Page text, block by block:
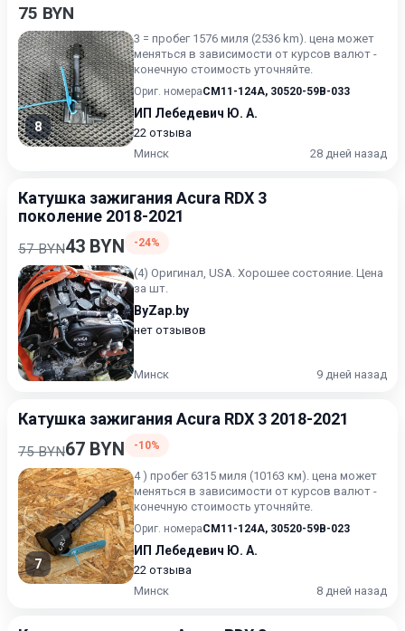
75 BYN
8
3 = пробег 1576 миля (2536 km). цена может
меняться в зависимости от курсов валют -
конечную стоимость уточняйте.
Ориг. номераCM11-124A, 30520-59B-033
ИП Лебедевич Ю. А.
22 отзыва
Минск
28 дней назад
Катушка зажигания Acura RDX 3
поколение 2018-2021
57 BYN43 BYN -24%
(4) Оригинал, USA. Хорошее состояние. Цена
за шт.
ByZap.by
нет отзывов
Минск 9 дней назад
Катушка зажигания Acura RDX 3 2018-2021
75 BYN67 BYN -10%
7
4 ) пробег 6315 миля (10163 км). цена может
меняться в зависимости от курсов валют -
конечную стоимость уточняйте.
Ориг. номераCM11-124A, 30520-59B-023
ИП Лебедевич Ю. А.
22 отзыва
Минск
8 дней назад